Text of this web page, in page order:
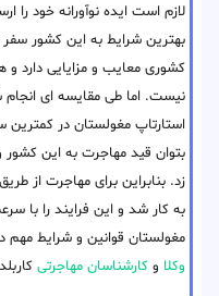
لازم است ایده نوآورانه خود را
بهترین شرایط به این کشور
کشوری معایب و مزایایی دارد و
نیست. اما طی مقایسه ای
استارتاپ مغولستان در
بتوان قید مهاجرت به این کشور
زد. بنابراین برای مهاجرت از
به کار شد و این فرایند را با
مغولستان قوانین و شرایط مهم
وکلا و کارشناسان مهاجرتی